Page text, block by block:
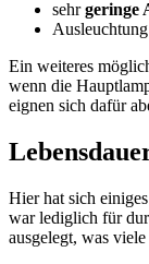
sehrgeringe
Ausleuchtung
Ein weiteres
wenn die
eignen sich dafür
Hier hat sich
war lediglich für
ausgelegt, was